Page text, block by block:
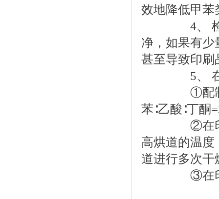
效地降低甲苯
4、 检查
净，如果有少
甚至导致印刷
5、 在印
①配制稀释
苯∶乙酸∶丁酮
②在印刷的
高烘道的温度
道进行多次干
③在印刷的